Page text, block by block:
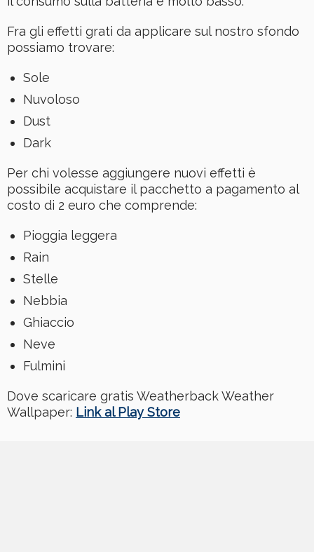
Fra gli effetti grati da applicare sul nostro sfondo
possiamo trovare:
Sole
Nuvoloso
Dust
Dark
Per chi volesse aggiungere nuovi effetti è
possibile acquistare il pacchetto a pagamento al
costo di 2 euro che comprende:
Pioggia leggera
Rain
Stelle
Nebbia
Ghiaccio
Neve
Fulmini
Dove scaricare gratis Weatherback Weather
Wallpaper: Link al Play Store